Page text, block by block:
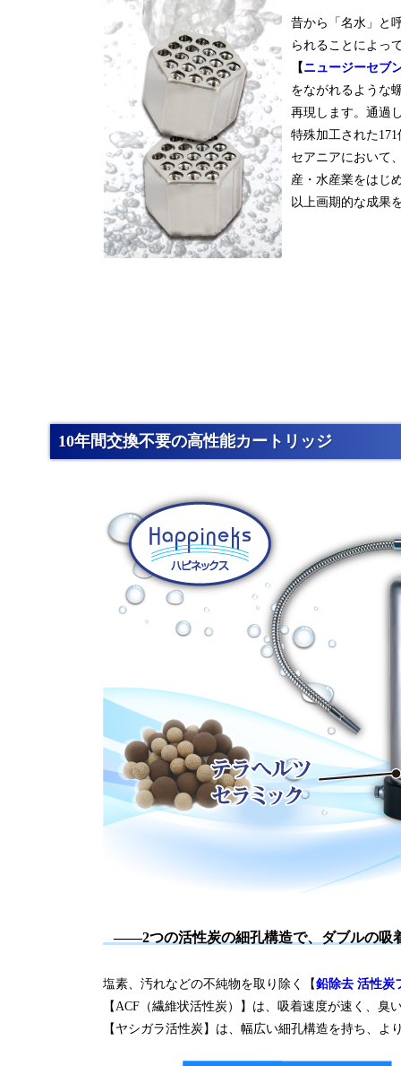
昔から「名水」と
られることによっ
【ニュージーセブ
をながれるような
再現します。通過
特殊加工された
セアニアにおいて
産・水産業をはじ
以上画期的な成果
10年間交換不要の高性能カートリッジ
――2つの活性炭の細孔構造で、ダブルの吸
塩素、汚れなどの不純物を取り除く【鉛除去 活性炭
【ACF（繊維状活性炭）】は、吸着速度が速く、臭
【ヤシガラ活性炭】は、幅広い細孔構造を持ち、よ